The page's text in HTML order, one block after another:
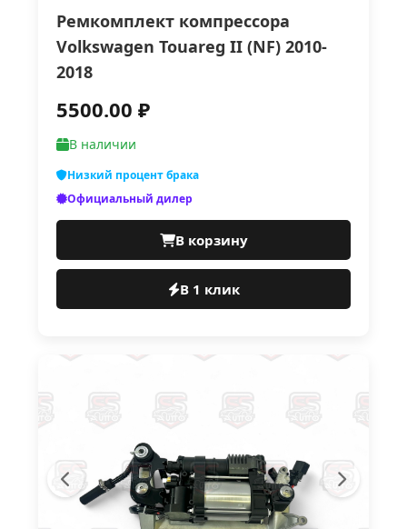
Ремкомплект компрессора
Vоlkswаgеn Тоuаrеg II (NF) 2010-
2018
5500.00 ₽
В наличии
Низкий процент брака
Официальный дилер
В корзину
В 1 клик